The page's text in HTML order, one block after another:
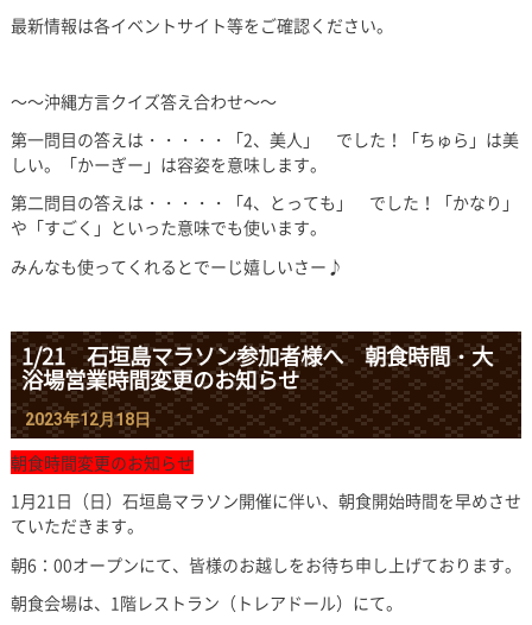
最新情報は各イベントサイト等をご確認ください。
～～沖縄方言クイズ答え合わせ～～
第一問目の答えは・・・・・「2、美人」 でした！「ちゅら」は美
しい。「かーぎー」は容姿を意味します。
第二問目の答えは・・・・・「4、とっても」 でした！「かなり」
や「すごく」といった意味でも使います。
みんなも使ってくれるとでーじ嬉しいさー♪
1/21 石垣島マラソン参加者様へ 朝食時間・大
浴場営業時間変更のお知らせ
2023年12月18日
朝食時間変更のお知らせ
1月21日（日）石垣島マラソン開催に伴い、朝食開始時間を早めさせ
ていただきます。
朝6：00オープンにて、皆様のお越しをお待ち申し上げております。
朝食会場は、1階レストラン（トレアドール）にて。